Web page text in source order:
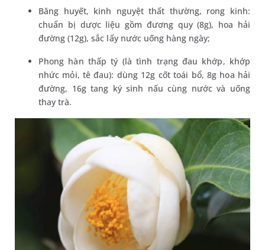
Băng huyết, kinh nguyệt thất thường, rong kinh:
chuẩn bị dược liệu gồm đương quy (8g), hoa hải
đường (12g), sắc lấy nước uống hàng ngày;
Phong hàn thấp tý (là tình trạng đau khớp, khớp
nhức mỏi, tê đau): dùng 12g cốt toái bổ, 8g hoa hải
đường, 16g tang ký sinh nấu cùng nước và uống
thay trà.